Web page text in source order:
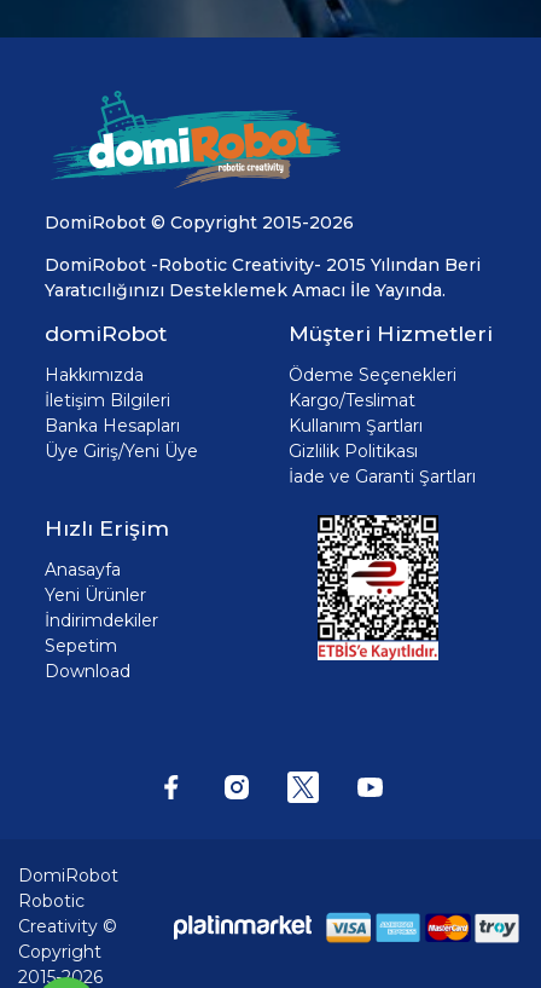
DomiRobot © Copyright 2015-2026
DomiRobot -Robotic Creativity- 2015 Yılından Beri
Yaratıcılığınızı Desteklemek Amacı İle Yayında.
domiRobot
Hakkımızda
İletişim Bilgileri
Banka Hesapları
Üye Giriş/Yeni Üye
Müşteri Hizmetleri
Ödeme Seçenekleri
Kargo/Teslimat
Kullanım Şartları
Gizlilik Politikası
İade ve Garanti Şartları
Hızlı Erişim
Anasayfa
Yeni Ürünler
İndirimdekiler
Sepetim
Download
DomiRobot
Robotic
Creativity ©
Copyright
2015-2026